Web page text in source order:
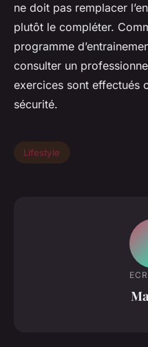
ne doit pas remplacer
plutôt le compléter.
programme
consulter un
exercices sont effectués
sécurité.
Lifestyle